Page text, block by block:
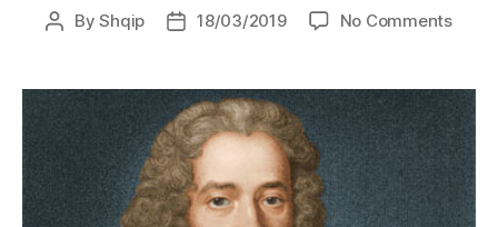
PostByShqip
Post18/03/2019 No Commentson
në
e